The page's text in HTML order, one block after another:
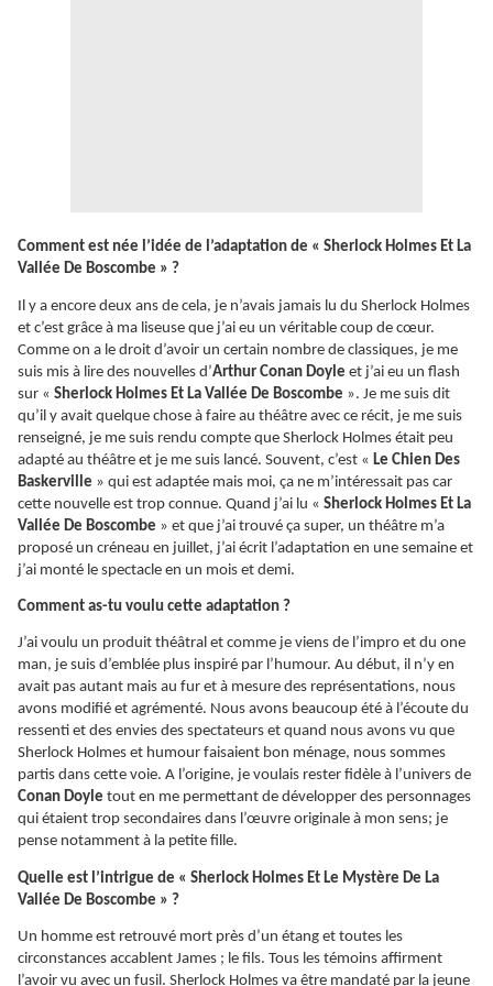
Comment est née l’idée de l’adaptation de « Sherlock Holmes Et La
Vallée De Boscombe » ?
Il y a encore deux ans de cela, je n’avais jamais lu du Sherlock Holmes
et c’est grâce à ma liseuse que j’ai eu un véritable coup de cœur.
Comme on a le droit d’avoir un certain nombre de classiques, je me
suis mis à lire des nouvelles d’Arthur Conan Doyle et j’ai eu un flash
sur « Sherlock Holmes Et La Vallée De Boscombe ». Je me suis dit
qu’il y avait quelque chose à faire au théâtre avec ce récit, je me suis
renseigné, je me suis rendu compte que Sherlock Holmes était peu
adapté au théâtre et je me suis lancé. Souvent, c’est « Le Chien Des
Baskerville » qui est adaptée mais moi, ça ne m’intéressait pas car
cette nouvelle est trop connue. Quand j’ai lu « Sherlock Holmes Et La
Vallée De Boscombe » et que j’ai trouvé ça super, un théâtre m’a
proposé un créneau en juillet, j’ai écrit l’adaptation en une semaine et
j’ai monté le spectacle en un mois et demi.
Comment as-tu voulu cette adaptation ?
J’ai voulu un produit théâtral et comme je viens de l’impro et du one
man, je suis d’emblée plus inspiré par l’humour. Au début, il n’y en
avait pas autant mais au fur et à mesure des représentations, nous
avons modifié et agrémenté. Nous avons beaucoup été à l’écoute du
ressenti et des envies des spectateurs et quand nous avons vu que
Sherlock Holmes et humour faisaient bon ménage, nous sommes
partis dans cette voie. A l’origine, je voulais rester fidèle à l’univers de
Conan Doyle tout en me permettant de développer des personnages
qui étaient trop secondaires dans l’œuvre originale à mon sens; je
pense notamment à la petite fille.
Quelle est l’intrigue de « Sherlock Holmes Et Le Mystère De La
Vallée De Boscombe » ?
Un homme est retrouvé mort près d’un étang et toutes les
circonstances accablent James ; le fils. Tous les témoins affirment
l’avoir vu avec un fusil. Sherlock Holmes va être mandaté par la jeune